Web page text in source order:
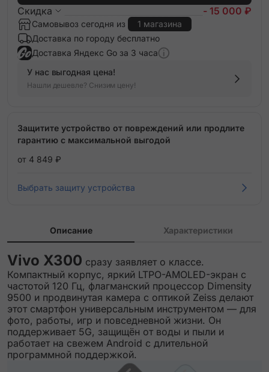
Скидка - 15 000 ₽
Самовывоз сегодня из
1 магазина
Доставка по городу бесплатно
Доставка Яндекс Go за 3 часа
У нас выгодная цена!
Нашли дешевле? Снизим цену!
Защитите устройство от повреждений или продлите
гарантию с максимальной выгодой
от 4 849 ₽
Выбрать защиту устройства
Описание Характеристики
Vivo X300 сразу заявляет о классе.
Компактный корпус, яркий LTPO-AMOLED-экран с
частотой 120 Гц, флагманский процессор Dimensity
9500 и продвинутая камера с оптикой Zeiss делают
этот смартфон универсальным инструментом — для
фото, работы, игр и повседневной жизни. Он
поддерживает 5G, защищён от воды и пыли и
работает на свежем Android с длительной
программной поддержкой.